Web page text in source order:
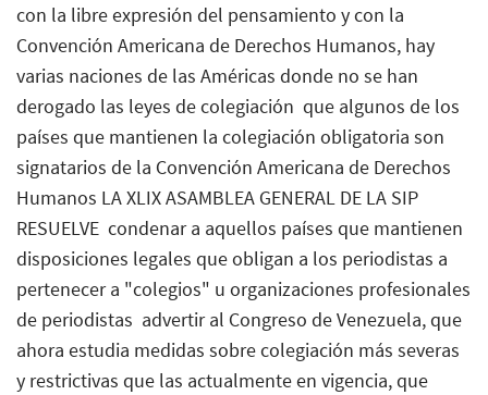
con la libre expresión del pensamiento y con la
Convención Americana de Derechos Humanos, hay
varias naciones de las Américas donde no se han
derogado las leyes de colegiación  que algunos de los
países que mantienen la colegiación obligatoria son
signatarios de la Convención Americana de Derechos
Humanos LA XLIX ASAMBLEA GENERAL DE LA SIP
RESUELVE  condenar a aquellos países que mantienen
disposiciones legales que obligan a los periodistas a
pertenecer a "colegios" u organizaciones profesionales
de periodistas  advertir al Congreso de Venezuela, que
ahora estudia medidas sobre colegiación más severas
y restrictivas que las actualmente en vigencia, que